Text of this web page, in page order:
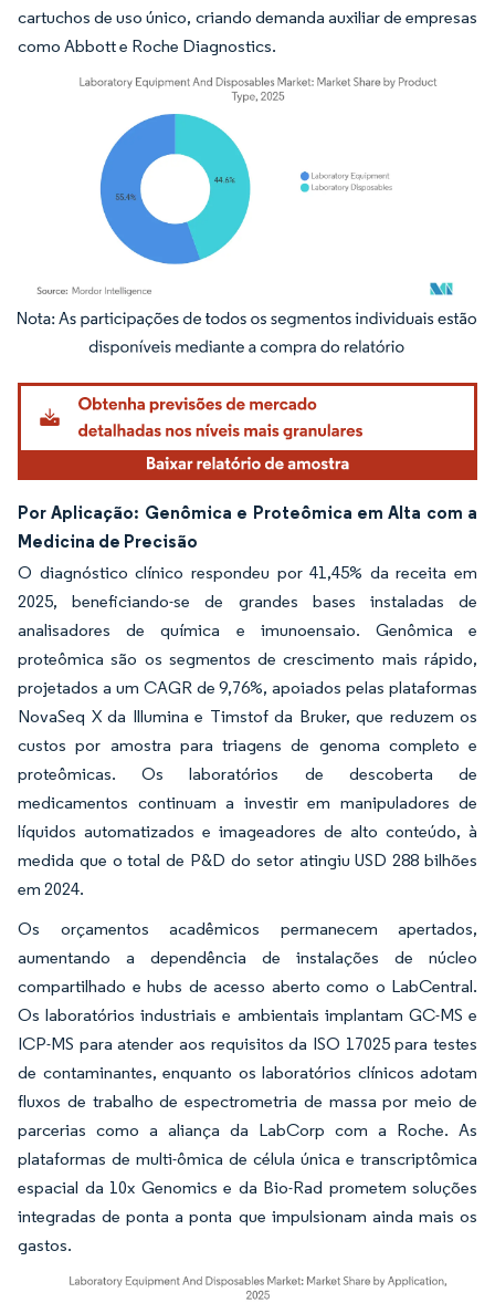
cartuchos de uso único, criando demanda auxiliar de empresas
como Abbott e Roche Diagnostics.
Imagem © Mordor Intelligence. O reuso requer atribuição conforme CC BY 4.0.
Por Aplicação: Genômica e Proteômica em Alta com a
Medicina de Precisão
O diagnóstico clínico respondeu por 41,45% da receita em
2025, beneficiando-se de grandes bases instaladas de
analisadores de química e imunoensaio. Genômica e
proteômica são os segmentos de crescimento mais rápido,
projetados a um CAGR de 9,76%, apoiados pelas plataformas
NovaSeq X da Illumina e Timstof da Bruker, que reduzem os
custos por amostra para triagens de genoma completo e
proteômicas. Os laboratórios de descoberta de
medicamentos continuam a investir em manipuladores de
líquidos automatizados e imageadores de alto conteúdo, à
medida que o total de P&D do setor atingiu USD 288 bilhões
em 2024.
Os orçamentos acadêmicos permanecem apertados,
aumentando a dependência de instalações de núcleo
compartilhado e hubs de acesso aberto como o LabCentral.
Os laboratórios industriais e ambientais implantam GC-MS e
ICP-MS para atender aos requisitos da ISO 17025 para testes
de contaminantes, enquanto os laboratórios clínicos adotam
fluxos de trabalho de espectrometria de massa por meio de
parcerias como a aliança da LabCorp com a Roche. As
plataformas de multi-ômica de célula única e transcriptômica
espacial da 10x Genomics e da Bio-Rad prometem soluções
integradas de ponta a ponta que impulsionam ainda mais os
gastos.